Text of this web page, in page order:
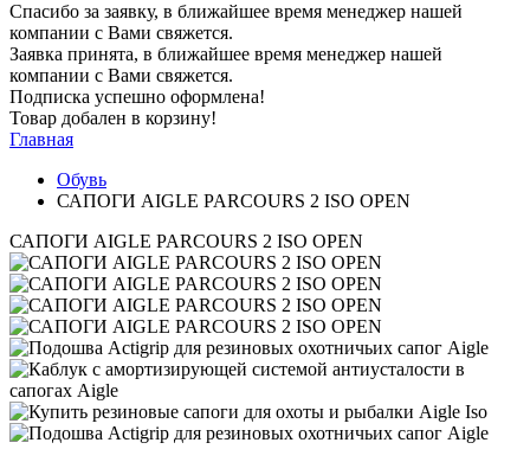
Спасибо за заявку, в ближайшее время менеджер нашей
компании с Вами свяжется.
Заявка принята, в ближайшее время менеджер нашей
компании с Вами свяжется.
Подписка успешно оформлена!
Товар добален в корзину!
Главная
Обувь
САПОГИ AIGLE PARCOURS 2 ISO OPEN
САПОГИ AIGLE PARCOURS 2 ISO OPEN